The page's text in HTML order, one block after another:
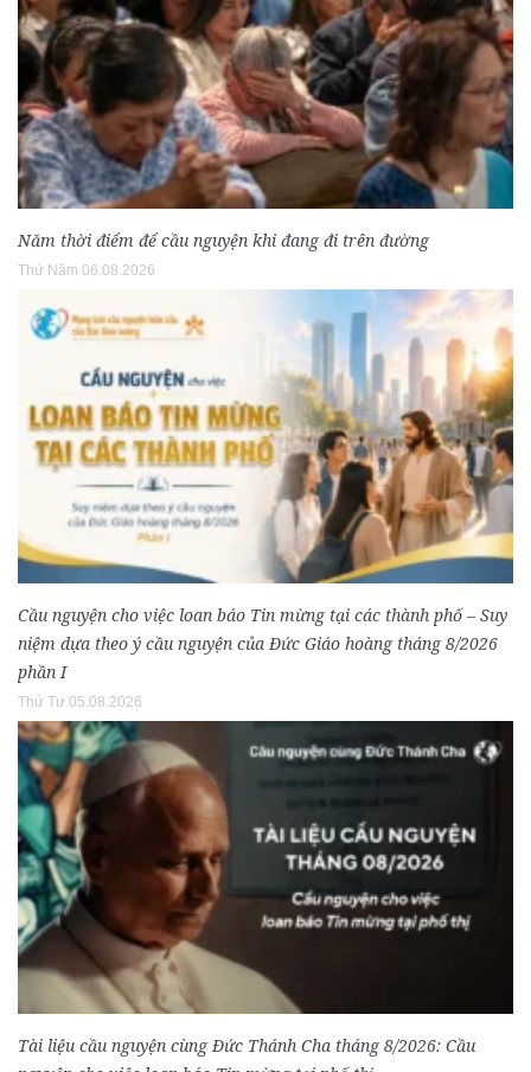
Năm thời điểm để cầu nguyện khi đang đi trên đường
Thứ Năm 06.08.2026
Cầu nguyện cho việc loan báo Tin mừng tại các thành phố – Suy
niệm dựa theo ý cầu nguyện của Đức Giáo hoàng tháng 8/2026
phần I
Thứ Tư 05.08.2026
Tài liệu cầu nguyện cùng Đức Thánh Cha tháng 8/2026: Cầu